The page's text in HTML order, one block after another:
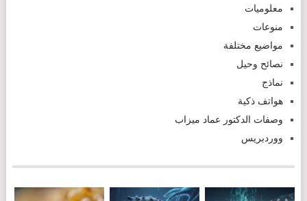
معلوميات
منوعات
مواضيع مختلفة
نصائح وحيل
نماذج
هواتف ذكية
وصفات الدكتور عماد ميزاب
ووردبريس